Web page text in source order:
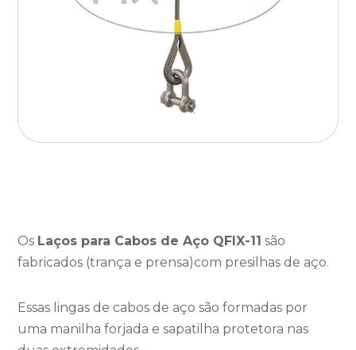
Os Laços para Cabos de Aço QFIX-11 são
fabricados (trança e prensa)com presilhas de aço.
Essas lingas de cabos de aço são formadas por
uma manilha forjada e sapatilha protetora nas